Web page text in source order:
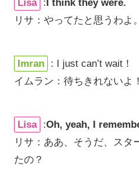
Lisa :I think they were.
リサ：やってたと思うわよ。
Imran
: I just can’t wait！
イムラン：待ちきれないよ！
Lisa :Oh, yeah, I
リサ：ああ、そうだ、スタ
たの？